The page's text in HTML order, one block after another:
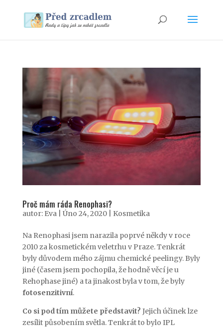
Proč mám ráda Renophasi?
autor: Eva| Úno 24, 2020| Kosmetika
Na Renophasi jsem narazila poprvé někdy v roce
2010 za kosmetickém veletrhu v Praze. Tenkrát
byly důvodem mého zájmu chemické peelingy. Byly
jiné (časem jsem pochopila, že hodně věcí je u
Rehophase jiné) a ta jinakost byla v tom, že byly
fotosenzitivní.
Co si pod tím můžete představit? Jejich účinek lze
zesílit působením světla. Tenkrát to bylo IPL